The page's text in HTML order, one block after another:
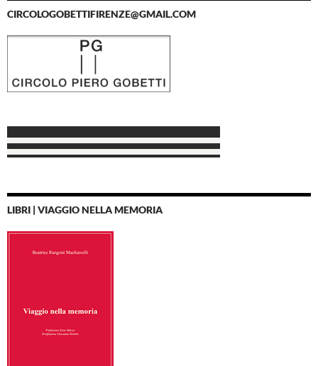
CIRCOLOGOBETTIFIRENZE@GMAIL.COM
LIBRI | VIAGGIO NELLA MEMORIA